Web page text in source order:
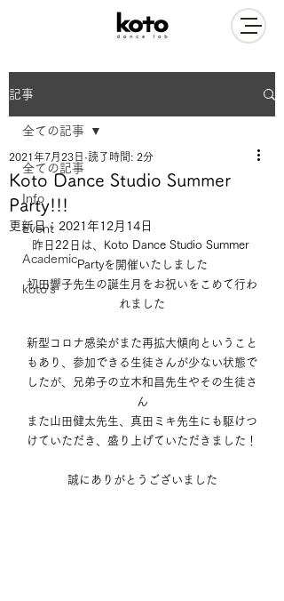
記事
全ての記事
Info
Event
Academic
koto's
全ての記事
Koto Dance Studio Summer
Party!!!
2021年7月23日 読了時間: 2分
更新日： 2021年12月14日
昨日22日は、Koto Dance Studio Summer
Partyを開催いたしました
初田響子先生の誕生月をお祝いをこめて行わ
れました
新型コロナ感染がまた再拡大傾向ということ
もあり、参加できる生徒さんが少ない状態で
したが、兄弟子の立木和昌先生やその生徒さ
ん
また山田健太先生、真田ミキ先生にも駆けつ
けていただき、盛り上げていただきました！
誠にありがとうございました